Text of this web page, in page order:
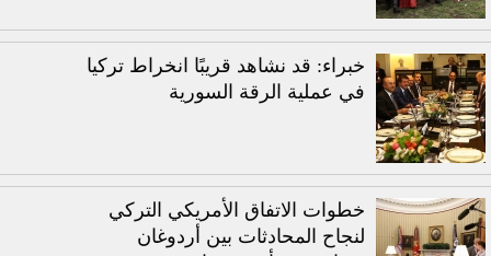
خبراء: قد نشاهد قريبًا انخراط تركيا
في عملية الرقة السورية
خطوات الاتفاق الأمريكي التركي
لنجاح المحادثات بين أردوغان